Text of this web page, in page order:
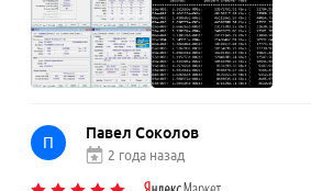
П
Павел Соколов
2 года назад